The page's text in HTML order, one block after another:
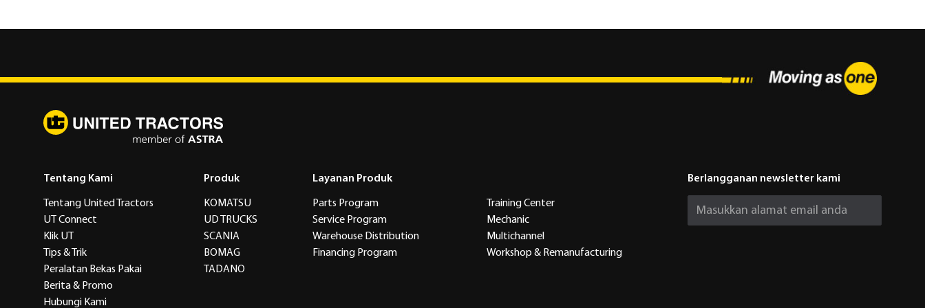
Tentang Kami
Tentang United Tractors
UT Connect
Klik UT
Tips & Trik
Peralatan Bekas Pakai
Berita & Promo
Hubungi Kami
Produk
KOMATSU
UD TRUCKS
SCANIA
BOMAG
TADANO
Layanan Produk
Parts Program
Service Program
Warehouse Distribution
Financing Program
Training Center
Mechanic
Multichannel
Workshop & Remanufacturing
Berlangganan newsletter kami